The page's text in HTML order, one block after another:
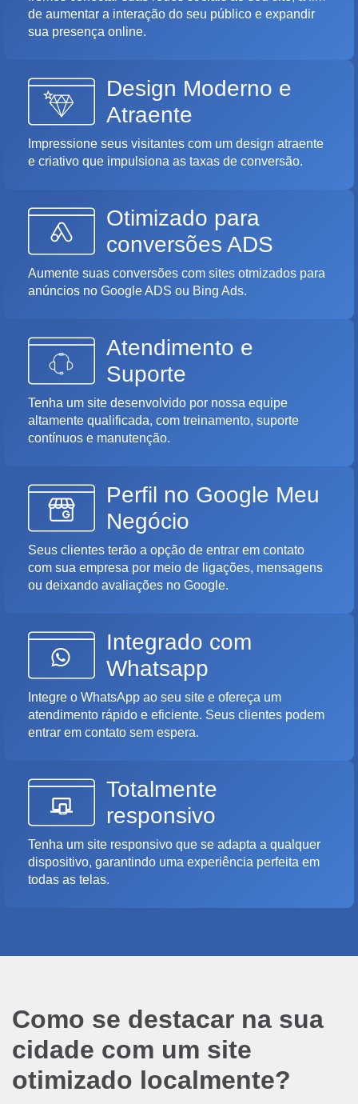
de aumentar a interação do seu público e expandir
sua presença online.
Design Moderno e
Atraente
Impressione seus visitantes com um design atraente
e criativo que impulsiona as taxas de conversão.
Otimizado para
conversões ADS
Aumente suas conversões com sites otmizados para
anúncios no Google ADS ou Bing Ads.
Atendimento e
Suporte
Tenha um site desenvolvido por nossa equipe
altamente qualificada, com treinamento, suporte
contínuos e manutenção.
Perfil no Google Meu
Negócio
Seus clientes terão a opção de entrar em contato
com sua empresa por meio de ligações, mensagens
ou deixando avaliações no Google.
Integrado com
Whatsapp
Integre o WhatsApp ao seu site e ofereça um
atendimento rápido e eficiente. Seus clientes podem
entrar em contato sem espera.
Totalmente
responsivo
Tenha um site responsivo que se adapta a qualquer
dispositivo, garantindo uma experiência perfeita em
todas as telas.
Como se destacar na sua
cidade com um site
otimizado localmente?